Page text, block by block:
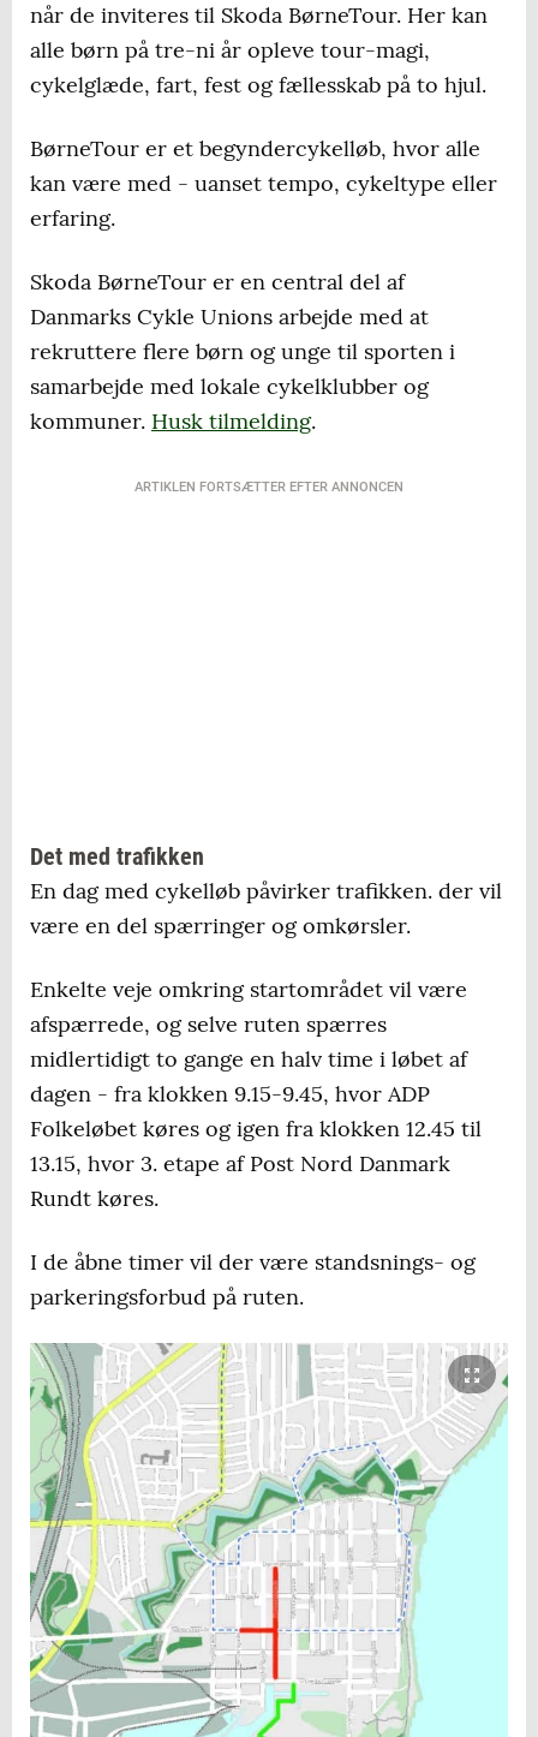
14.30-17.30: Livemusik og underholdning i
startområdet på Ryes Plads
Nielsens Plads
16.00: Unge cykelringridning 10-14 år med
Plads
17.00: Kåring af den flottest pyntede cykel
17.30-18.00: 3. etape af PostNord Danmark
live på storskærmen i startområdet på Ryes
når de inviteres til Skoda BørneTour. Her kan
alle børn på tre-ni år opleve tour-magi,
cykelglæde, fart, fest og fællesskab på to hjul.
BørneTour er et begyndercykelløb, hvor alle
kan være med - uanset tempo, cykeltype eller
erfaring.
Skoda BørneTour er en central del af
Danmarks Cykle Unions arbejde med at
rekruttere flere børn og unge til sporten i
samarbejde med lokale cykelklubber og
kommuner. Husk tilmelding.
ARTIKLEN FORTSÆTTER EFTER ANNONCEN
Det med trafikken
En dag med cykelløb påvirker trafikken. der vil
være en del spærringer og omkørsler.
Enkelte veje omkring startområdet vil være
afspærrede, og selve ruten spærres
midlertidigt to gange en halv time i løbet af
dagen - fra klokken 9.15-9.45, hvor ADP
Folkeløbet køres og igen fra klokken 12.45 til
13.15, hvor 3. etape af Post Nord Danmark
Rundt køres.
I de åbne timer vil der være standsnings- og
parkeringsforbud på ruten.